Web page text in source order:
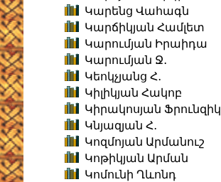
Կարենց Վահագն
Կարճիկյան Համլետ
Կարումյան Իրաիդա
Կարումյան Ջ․
Կեոկչյանց Հ․
Կիլիկյան Հակոբ
Կիրակոսյան Ֆրունզիկ
Կնյազյան Հ․
Կոզմոյան Արմանուշ
Կոթիկյան Արման
Կոմունի Ղևոնդ